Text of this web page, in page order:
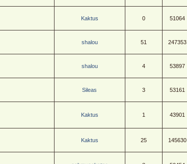
Kaktus 0 51064
shalou 51 247353
shalou 4 53897
Sileas 3 53161
Kaktus 1 43901
Kaktus 25 145630